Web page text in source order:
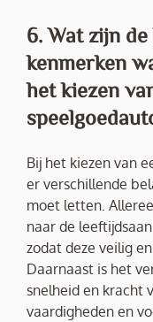
6. Wat zijn
kenmerken
het kiezen
Bij het kiezen van
er verschillende
moet letten.
naar de
zodat deze veilig
Daarnaast is het
snelheid en kracht
vaardigheden en